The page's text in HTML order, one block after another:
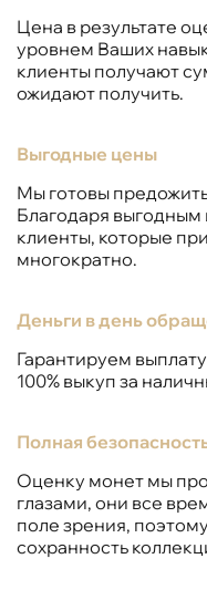
Цена в результате
уровнем Ваших
клиенты получают
ожидают получить.
Выгодные цены
Мы готовы
Благодаря выгодным
клиенты, которые
многократно.
Деньги в день
Гарантируем
100% выкуп за
Полная
Оценку монет мы
глазами, они все
поле зрения,
сохранность